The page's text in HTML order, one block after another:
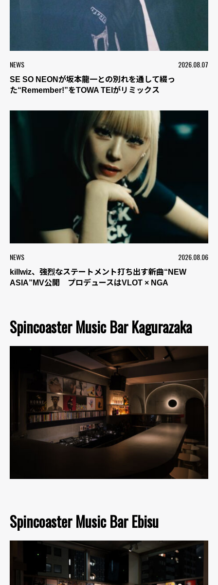
NEWS 2026.08.07
SE SO NEONが坂本龍一との別れを通して綴っ
た“Remember!”をTOWA TEIがリミックス
NEWS 2026.08.06
killwiz、強烈なステートメント打ち出す新曲“NEW
ASIA”MV公開 プロデュースはVLOT × NGA
Spincoaster Music Bar Kagurazaka
Spincoaster Music Bar Ebisu